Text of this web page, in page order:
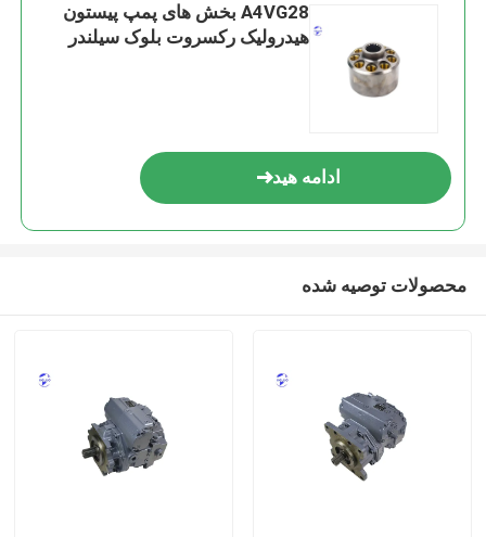
A4VG28 بخش های پمپ پیستون
هیدرولیک رکسروت بلوک سیلندر
ادامه هید
محصولات توصیه شده